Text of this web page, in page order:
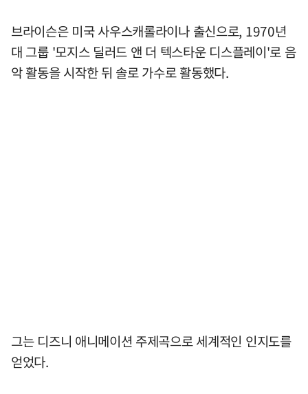
브라이슨은 미국 사우스캐롤라이나 출신으로, 1970년
대 그룹 '모지스 딜러드 앤 더 텍스타운 디스플레이'로 음
악 활동을 시작한 뒤 솔로 가수로 활동했다.
그는 디즈니 애니메이션 주제곡으로 세계적인 인지도를
얻었다.